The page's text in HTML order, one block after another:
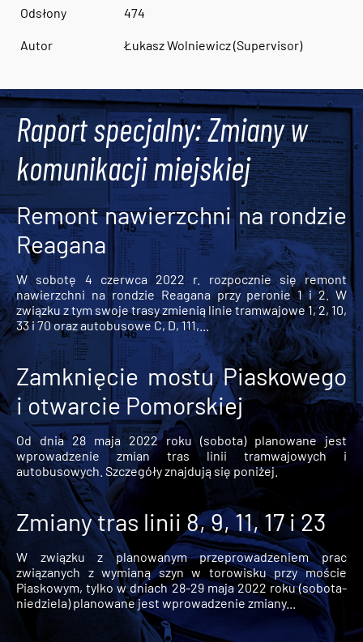
Odsłony 474
Autor Łukasz Wolniewicz (Supervisor)
Raport specjalny: Zmiany w
komunikacji miejskiej
Remont nawierzchni na rondzie
Reagana
W sobotę 4 czerwca 2022 r. rozpocznie się remont
nawierzchni na rondzie Reagana przy peronie 1 i 2. W
związku z tym swoje trasy zmienią linie tramwajowe 1, 2, 10,
33 i 70 oraz autobusowe C, D, 111,...
Zamknięcie mostu Piaskowego
i otwarcie Pomorskiej
Od dnia 28 maja 2022 roku (sobota) planowane jest
wprowadzenie zmian tras linii tramwajowych i
autobusowych. Szczegóły znajdują się poniżej.
Zmiany tras linii 8, 9, 11, 17 i 23
W związku z planowanym przeprowadzeniem prac
związanych z wymianą szyn w torowisku przy moście
Piaskowym, tylko w dniach 28-29 maja 2022 roku (sobota-
niedziela) planowane jest wprowadzenie zmiany...